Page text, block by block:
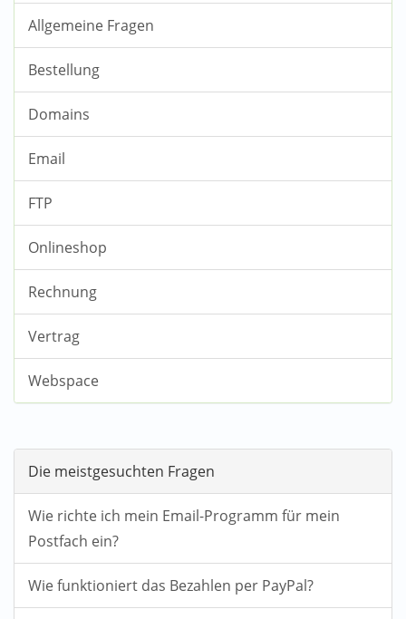
Allgemeine Fragen
Bestellung
Domains
Email
FTP
Onlineshop
Rechnung
Vertrag
Webspace
Die meistgesuchten Fragen
Wie richte ich mein Email-Programm für mein
Postfach ein?
Wie funktioniert das Bezahlen per PayPal?